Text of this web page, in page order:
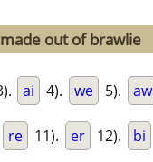
out of brawlie
ai 4). we 5). aw
re 11). er 12). bi